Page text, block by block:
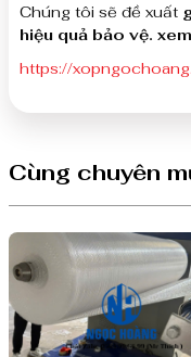
Chúng tôi sẽ đề xuất
hiệu quả bảo vệ.
https://
Cùng chuyên